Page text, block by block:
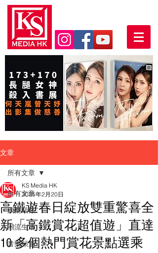
文章
所有文章
娛樂頭條
潮流生活
音樂頻道
所有文章
高鐵遊春日綻放雙重驚喜全
新「高鐵賞花超值遊」直達
10 多個熱門賞花景點選乘
KS Media HK
2025年2月20日